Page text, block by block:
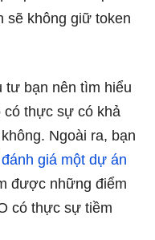
sẽ không giữ token
tư bạn nên tìm hiểu
có thực sự có khả
Ngoài ra, bạn
giá một dự án
được những điểm
có thực sự tiềm